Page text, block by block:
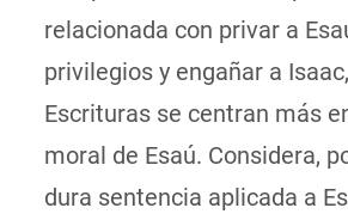
relacionada con privar a
privilegios y engañar a
Escrituras se centran más
moral de Esaú. Considera,
dura sentencia aplicada a